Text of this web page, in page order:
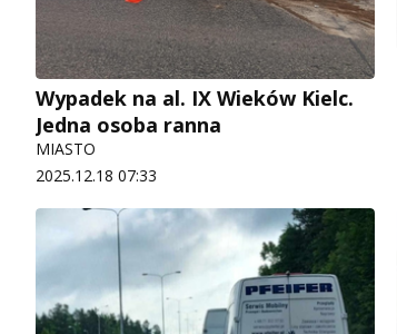
Wypadek na al. IX Wieków Kielc.
Jedna osoba ranna
MIASTO
2025.12.18 07:33